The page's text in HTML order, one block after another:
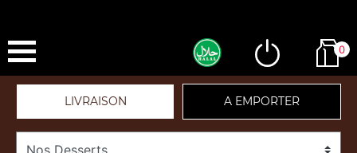
0
LIVRAISON A EMPORTER